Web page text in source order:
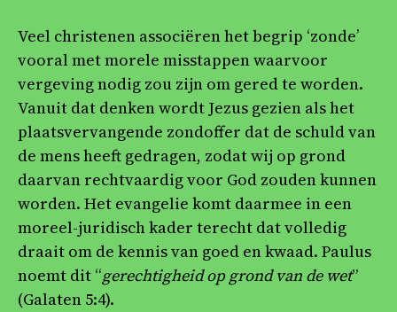
Veel christenen associëren het begrip ‘zonde’
vooral met morele misstappen waarvoor
vergeving nodig zou zijn om gered te worden.
Vanuit dat denken wordt Jezus gezien als het
plaatsvervangende zondoffer dat de schuld van
de mens heeft gedragen, zodat wij op grond
daarvan rechtvaardig voor God zouden kunnen
worden. Het evangelie komt daarmee in een
moreel-juridisch kader terecht dat volledig
draait om de kennis van goed en kwaad. Paulus
noemt dit “gerechtigheid op grond van de wet”
(Galaten 5:4).